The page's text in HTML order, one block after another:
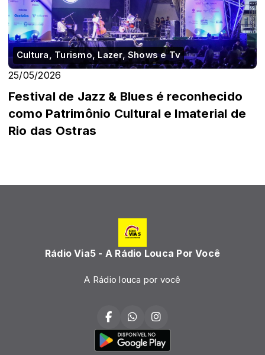
Cultura, Turismo, Lazer, Shows e Tv
25/05/2026
Festival de Jazz & Blues é reconhecido
como Patrimônio Cultural e Imaterial de
Rio das Ostras
Rádio Via5 - A Rádio Louca Por Você
A Rádio louca por você